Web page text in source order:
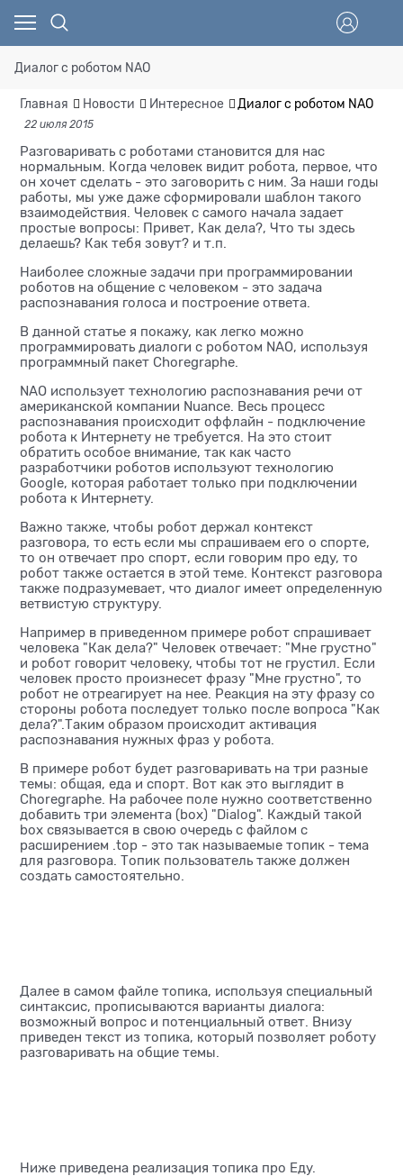
Диалог с роботом NAO
Главная Новости Интересное Диалог с роботом NAO
22 июля 2015
Разговаривать с роботами становится для нас
нормальным. Когда человек видит робота, первое, что
он хочет сделать - это заговорить с ним. За наши годы
работы, мы уже даже сформировали шаблон такого
взаимодействия. Человек с самого начала задает
простые вопросы: Привет, Как дела?, Что ты здесь
делаешь? Как тебя зовут? и т.п.
Наиболее сложные задачи при программировании
роботов на общение с человеком - это задача
распознавания голоса и построение ответа.
В данной статье я покажу, как легко можно
программировать диалоги с роботом NAO, используя
программный пакет Choregraphe.
NAO использует технологию распознавания речи от
американской компании Nuance. Весь процесс
распознавания происходит оффлайн - подключение
робота к Интернету не требуется. На это стоит
обратить особое внимание, так как часто
разработчики роботов используют технологию
Google, которая работает только при подключении
робота к Интернету.
Важно также, чтобы робот держал контекст
разговора, то есть если мы спрашиваем его о спорте,
то он отвечает про спорт, если говорим про еду, то
робот также остается в этой теме. Контекст разговора
также подразумевает, что диалог имеет определенную
ветвистую структуру.
Например в приведенном примере робот спрашивает
человека "Как дела?" Человек отвечает: "Мне грустно"
и робот говорит человеку, чтобы тот не грустил. Если
человек просто произнесет фразу "Мне грустно", то
робот не отреагирует на нее. Реакция на эту фразу со
стороны робота последует только после вопроса "Как
дела?".Таким образом происходит активация
распознавания нужных фраз у робота.
В примере робот будет разговаривать на три разные
темы: общая, еда и спорт. Вот как это выглядит в
Choregraphe. На рабочее поле нужно соответственно
добавить три элемента (box) "Dialog". Каждый такой
box связывается в свою очередь с файлом с
расширением .top - это так называемые топик - тема
для разговора. Топик пользователь также должен
создать самостоятельно.
Далее в самом файле топика, используя специальный
синтаксис, прописываются варианты диалога:
возможный вопрос и потенциальный ответ. Внизу
приведен текст из топика, который позволяет роботу
разговаривать на общие темы.
Ниже приведена реализация топика про Еду.